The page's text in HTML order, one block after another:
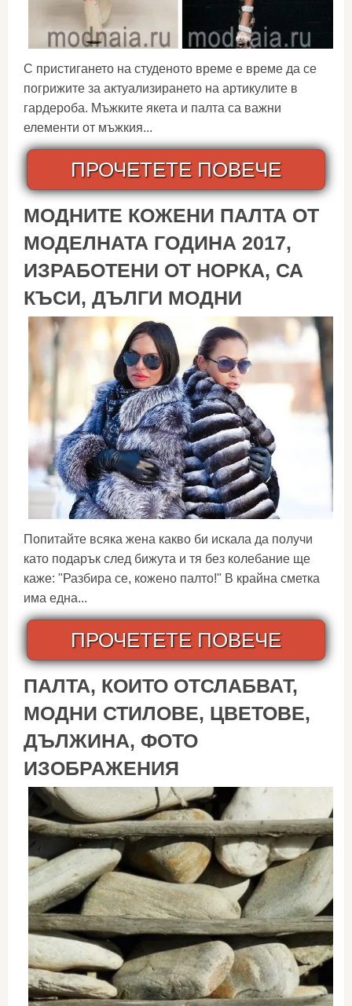
С пристигането на студеното време е време да се
погрижите за актуализирането на артикулите в
гардероба. Мъжките якета и палта са важни
елементи от мъжкия...
ПРОЧЕТЕТЕ ПОВЕЧЕ
МОДНИТЕ КОЖЕНИ ПАЛТА ОТ
МОДЕЛНАТА ГОДИНА 2017,
ИЗРАБОТЕНИ ОТ НОРКА, СА
КЪСИ, ДЪЛГИ МОДНИ
Попитайте всяка жена какво би искала да получи
като подарък след бижута и тя без колебание ще
каже: "Разбира се, кожено палто!" В крайна сметка
има една...
ПРОЧЕТЕТЕ ПОВЕЧЕ
ПАЛТА, КОИТО ОТСЛАБВАТ,
МОДНИ СТИЛОВЕ, ЦВЕТОВЕ,
ДЪЛЖИНА, ФОТО
ИЗОБРАЖЕНИЯ